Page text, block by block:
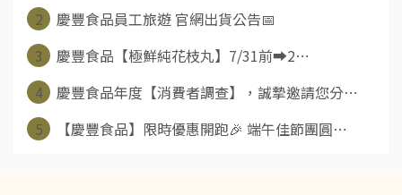
2
慶豐食品員工旅遊 官網出貨公告📅
3
慶豐食品【極鮮純花枝丸】7/31前➡️2⋯
4
慶豐食品年度【消費者調查】，誠摯邀請您分⋯
5
【慶豐食品】限時優惠開跑🎉 端午佳節團圓⋯